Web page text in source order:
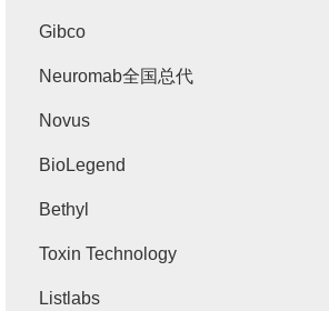
Gibco
Neuromab全国总代
Novus
BioLegend
Bethyl
Toxin Technology
Listlabs